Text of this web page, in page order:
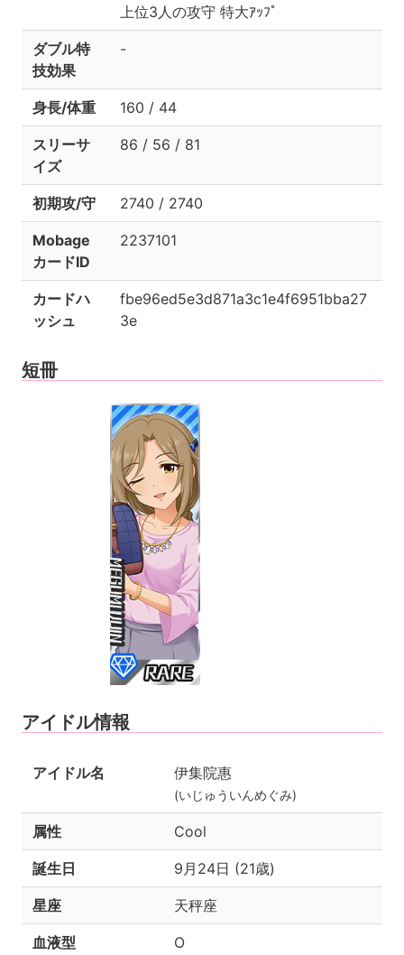
上位3人の攻守 特大ｱｯﾌﾟ
ダブル特
技効果
-
身長/体重 160 / 44
スリーサ
イズ
86 / 56 / 81
初期攻/守 2740 / 2740
Mobage
カードID
2237101
カードハ
ッシュ
fbe96ed5e3d871a3c1e4f6951bba27
3e
短冊
アイドル情報
アイドル名 伊集院惠
(いじゅういんめぐみ)
属性 Cool
誕生日 9月24日 (21歳)
星座 天秤座
血液型 O